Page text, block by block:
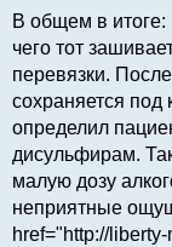
В общем в
чего тот
перевязки.
сохраняется под
определил
дисульфирам.
малую дозу
неприятные
href="http://